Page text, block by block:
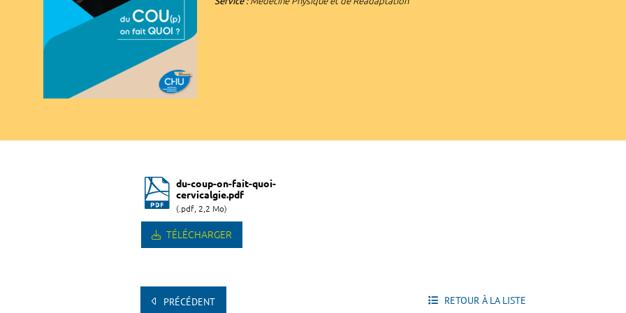
du-coup-on-fait-quoi-
cervicalgie.pdf
(.pdf, 2,2 Mo)
TÉLÉCHARGER
PRÉCÉDENT RETOUR À LA LISTE